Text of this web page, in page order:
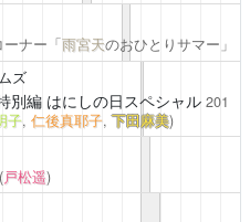
ーナー「雨宮天のおひとりサマー」
ズ
別編 はにしの日スペシャル 201
子, 仁後真耶子,下田麻美)
(戸松遥)